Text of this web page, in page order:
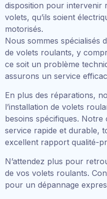
disposition pour intervenir
volets, qu’ils soient
motorisés.
Nous sommes spécialisés
de volets roulants, y
ce soit un problème
assurons un service
En plus des réparations,
l’installation de volets
besoins spécifiques.
service rapide et durable,
excellent rapport qualité-
N’attendez plus pour
de vos volets roulants.
pour un dépannage